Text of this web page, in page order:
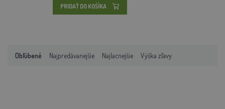
PRIDAŤ DO KOŠÍKA
Obľúbené Najpredávanejšie Najlacnejšie Výška zľavy